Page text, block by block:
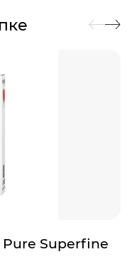
Superfine